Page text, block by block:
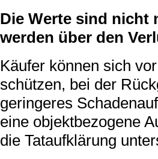
Die Werte sind nicht
werden über den
Käufer können sich
schützen, bei der
geringeres
eine objektbezogene
die Tataufklärung